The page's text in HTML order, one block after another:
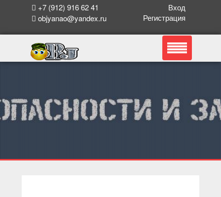
+7 (912) 916 62 41
objyanao@yandex.ru
Вход
Регистрация